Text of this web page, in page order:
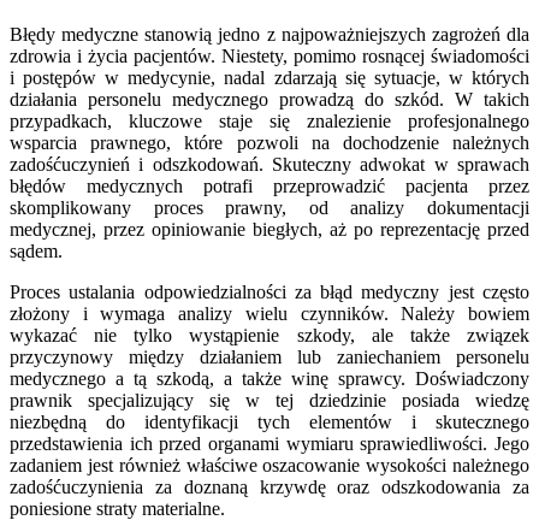
Błędy medyczne stanowią jedno z najpoważniejszych zagrożeń dla
zdrowia i życia pacjentów. Niestety, pomimo rosnącej świadomości
i postępów w medycynie, nadal zdarzają się sytuacje, w których
działania personelu medycznego prowadzą do szkód. W takich
przypadkach, kluczowe staje się znalezienie profesjonalnego
wsparcia prawnego, które pozwoli na dochodzenie należnych
zadośćuczynień i odszkodowań. Skuteczny adwokat w sprawach
błędów medycznych potrafi przeprowadzić pacjenta przez
skomplikowany proces prawny, od analizy dokumentacji
medycznej, przez opiniowanie biegłych, aż po reprezentację przed
sądem.
Proces ustalania odpowiedzialności za błąd medyczny jest często
złożony i wymaga analizy wielu czynników. Należy bowiem
wykazać nie tylko wystąpienie szkody, ale także związek
przyczynowy między działaniem lub zaniechaniem personelu
medycznego a tą szkodą, a także winę sprawcy. Doświadczony
prawnik specjalizujący się w tej dziedzinie posiada wiedzę
niezbędną do identyfikacji tych elementów i skutecznego
przedstawienia ich przed organami wymiaru sprawiedliwości. Jego
zadaniem jest również właściwe oszacowanie wysokości należnego
zadośćuczynienia za doznaną krzywdę oraz odszkodowania za
poniesione straty materialne.